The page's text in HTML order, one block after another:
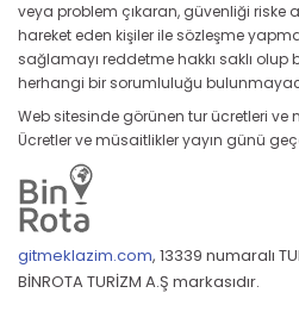
veya problem çıkaran, güvenliği riske
hareket eden kişiler ile sözleşme
sağlamayı reddetme hakkı saklı
herhangi bir sorumluluğu
Web sitesinde görünen tur ücretleri ve
Ücretler ve müsaitlikler yayın günü
gitmeklazim.com, 13339 numaralı
BİNROTA TURİZM A.Ş markasıdır.